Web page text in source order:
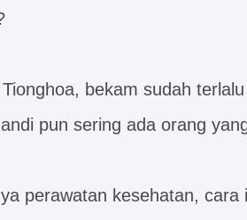
bekam sudah
pun sering ada orang
perawatan kesehatan,